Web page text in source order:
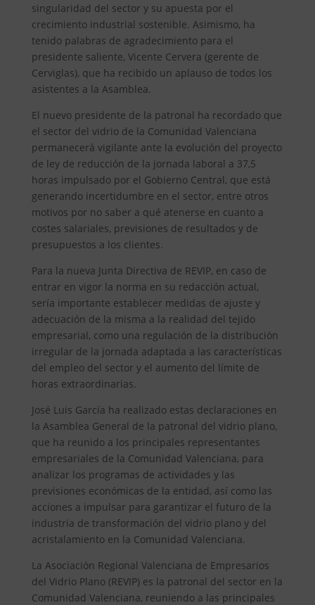
singularidad del sector y su apuesta por el
crecimiento industrial sostenible. Asimismo, ha
tenido palabras de agradecimiento para el
presidente saliente, Vicente Cervera (gerente de
Cerviglas), que ha recibido un aplauso de todos los
asistentes a la Asamblea.
El nuevo presidente de la patronal ha recordado que
el sector del vidrio de la Comunidad Valenciana
permanecerá vigilante ante la evolución del proyecto
de ley de reducción de la jornada laboral a 37,5
horas impulsado por el Gobierno Central, que está
generando incertidumbre en el sector, entre otros
motivos por no saber a qué atenerse en cuanto a
costes salariales, previsiones de resultados y de
presupuestos a los clientes.
Para la nueva Junta Directiva de REVIP, en caso de
entrar en vigor la norma en su redacción actual,
sería importante establecer medidas de ajuste y
adecuación de la misma a la realidad del tejido
empresarial, como una regulación de la distribución
irregular de la jornada adaptada a las características
del empleo del sector y el aumento del límite de
horas extraordinarias.
José Luis García ha realizado estas declaraciones en
la Asamblea General de la patronal del vidrio plano,
que ha reunido a los principales representantes
empresariales de la Comunidad Valenciana, para
analizar los programas de actividades y las
previsiones económicas de la entidad, así como las
acciones a impulsar para garantizar el futuro de la
industria de transformación del vidrio plano y del
acristalamiento en la Comunidad Valenciana.
La Asociación Regional Valenciana de Empresarios
del Vidrio Plano (REVIP) es la patronal del sector en la
Comunidad Valenciana, reuniendo a las principales